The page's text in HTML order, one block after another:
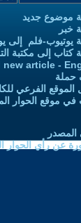
موضوع جديد
خبر
يوتيوب-فلم إلى
كتاب إلى مكتبة
new article -
حملة
الموقع الفرعي
في موقع الحوار
المصدر
عن رأي الحوار